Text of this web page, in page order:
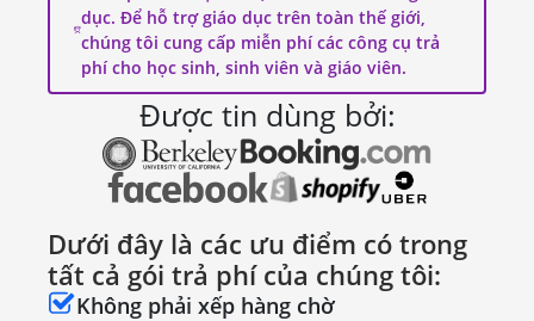
dục. Để hỗ trợ giáo dục trên toàn thế giới,
chúng tôi cung cấp miễn phí các công cụ trả
phí cho học sinh, sinh viên và giáo viên.
Được tin dùng bởi:
Dưới đây là các ưu điểm có trong
tất cả gói trả phí của chúng tôi:
Không phải xếp hàng chờ